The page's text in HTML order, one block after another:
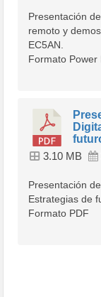
Presentación
remoto y
EC5AN.
Formato Power
3.10 MB
Presentación
Estrategias de
Formato PDF